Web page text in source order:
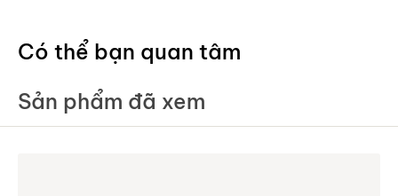
Có thể bạn quan tâm
Sản phẩm đã xem